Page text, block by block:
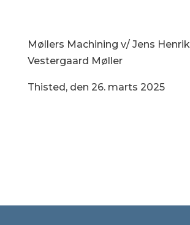
Møllers Machining v/ Jens Henrik
Vestergaard Møller
Thisted, den 26. marts 2025